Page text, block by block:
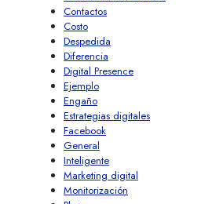
Contactos
Costo
Despedida
Diferencia
Digital Presence
Ejemplo
Engaño
Estrategias digitales
Facebook
General
Inteligente
Marketing digital
Monitorización